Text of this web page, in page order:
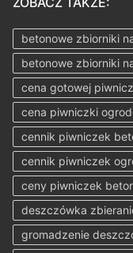
betonowe zbiorniki
betonowe zbiorniki
cena gotowej
cena piwniczki
cennik piwniczek
cennik piwniczek
ceny piwniczek
deszczówka
gromadzenie